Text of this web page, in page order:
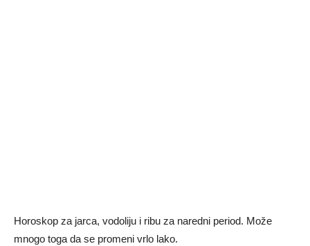
Horoskop za jarca, vodoliju i ribu za naredni period. Može
mnogo toga da se promeni vrlo lako.